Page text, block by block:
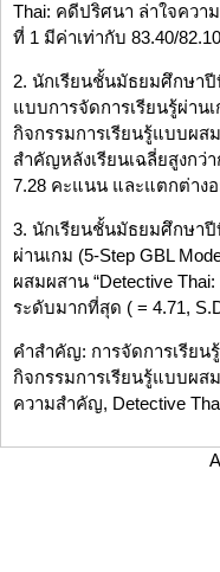
Thai: คดีปริศนา ล่าใจคว
ที่ 1 มีค่าเท่ากับ 83.40/
2. นักเรียนชั้นมัธยมศึกษาปี
แบบการจัดการเรียนรู้ผ่าน
กิจกรรมการเรียนรู้แบบผ
สำคัญหลังเรียนเฉลี่ยสูงกว่
7.28 คะแนน และแตกต่าง
3. นักเรียนชั้นมัธยมศึกษาปี
ผ่านเกม (5-Step GBL
ผสมผสาน “Detective
ระดับมากที่สุด ( = 4.71,
คำสำคัญ: การจัดการเรียน
กิจกรรมการเรียนรู้แบบผส
ความสำคัญ, Detective